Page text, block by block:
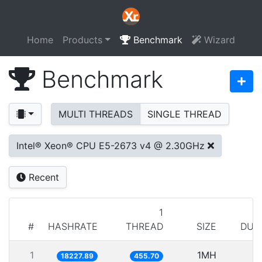
Home Products Benchmark Wizard
Benchmark
MULTI THREADS SINGLE THREAD
Intel® Xeon® CPU E5-2673 v4 @ 2.30GHz
Recent
# HASHRATE
1
THREAD
SIZE
1 18227.89 455.70 1MH